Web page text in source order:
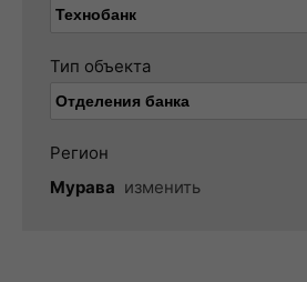
Тип объекта
Регион
Мурава изменить